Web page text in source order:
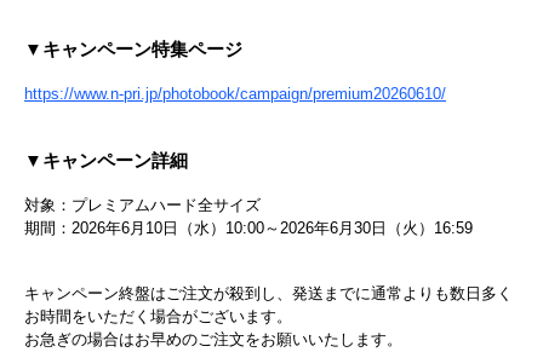
▼キャンペーン特集ページ
https://www.n-pri.jp/photobook/campaign/premium20260610/
▼キャンペーン詳細
対象：プレミアムハード全サイズ
期間：2026年6月10日（水）10:00～2026年6月30日（火）16:59
キャンペーン終盤はご注文が殺到し、発送までに通常よりも数日多く
お時間をいただく場合がございます。
お急ぎの場合はお早めのご注文をお願いいたします。